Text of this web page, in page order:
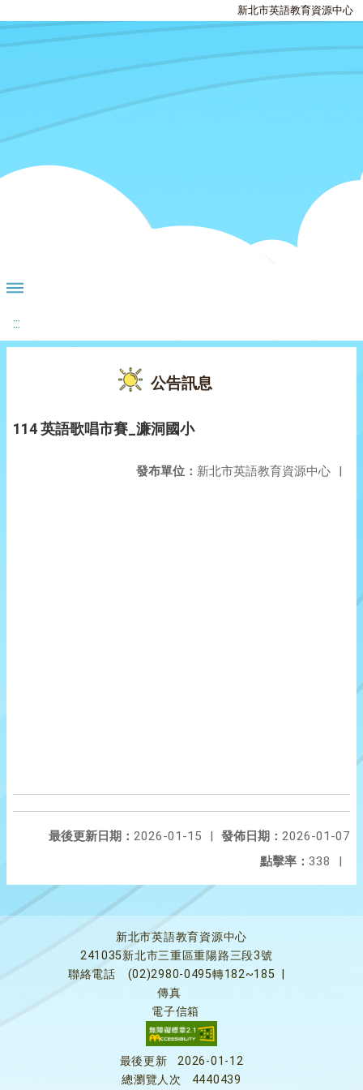
新北市英語教育資源中心
:::
公告訊息
114 英語歌唱市賽_濂洞國小
發布單位： 新北市英語教育資源中心 |
發佈日期： 2026-01-07
最後更新日期： 2026-01-15
|
點擊率： 338 |
新北市英語教育資源中心
241035新北市三重區重陽路三段3號
聯絡電話
(02)2980-0495轉182~185
傳真
電子信箱
最後更新
2026-01-12
總瀏覽人次
4440439